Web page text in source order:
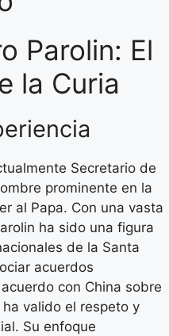
Parolin: El
la Curia
Secretario de
prominente en la
al Papa. Con una vasta
ha sido una figura
de la Santa
acuerdos
con China sobre
valido el respeto y
Su enfoque